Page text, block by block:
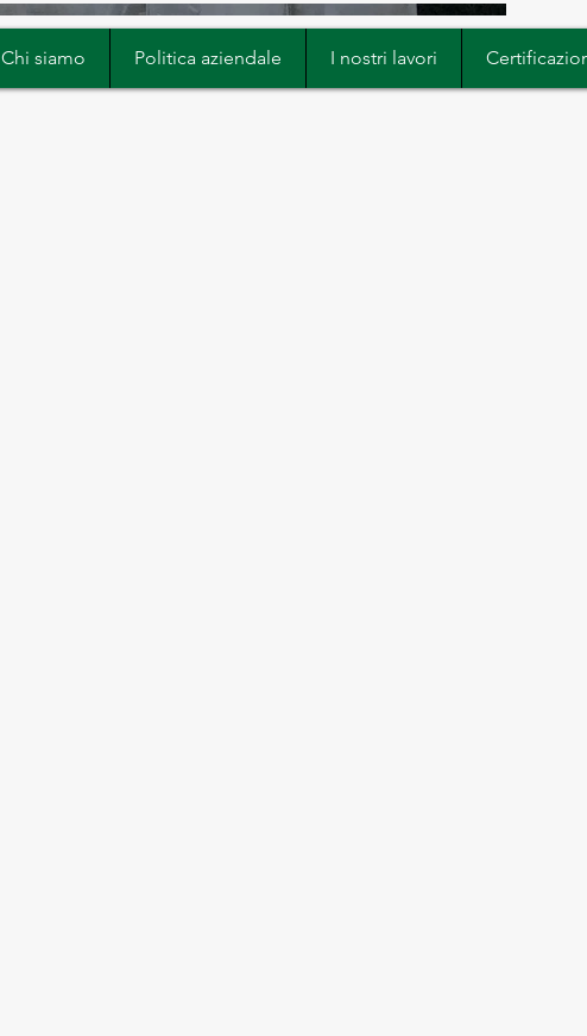
Chi siamo Politica aziendale I nostri lavori